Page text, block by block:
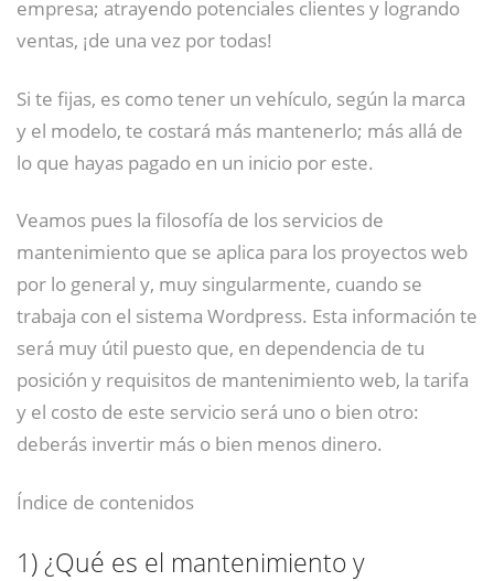
empresa; atrayendo potenciales clientes y logrando
ventas, ¡de una vez por todas!
Si te fijas, es como tener un vehículo, según la marca
y el modelo, te costará más mantenerlo; más allá de
lo que hayas pagado en un inicio por este.
Veamos pues la filosofía de los servicios de
mantenimiento que se aplica para los proyectos web
por lo general y, muy singularmente, cuando se
trabaja con el sistema Wordpress. Esta información te
será muy útil puesto que, en dependencia de tu
posición y requisitos de mantenimiento web, la tarifa
y el costo de este servicio será uno o bien otro:
deberás invertir más o bien menos dinero.
Índice de contenidos
1)¿Qué es el mantenimiento y